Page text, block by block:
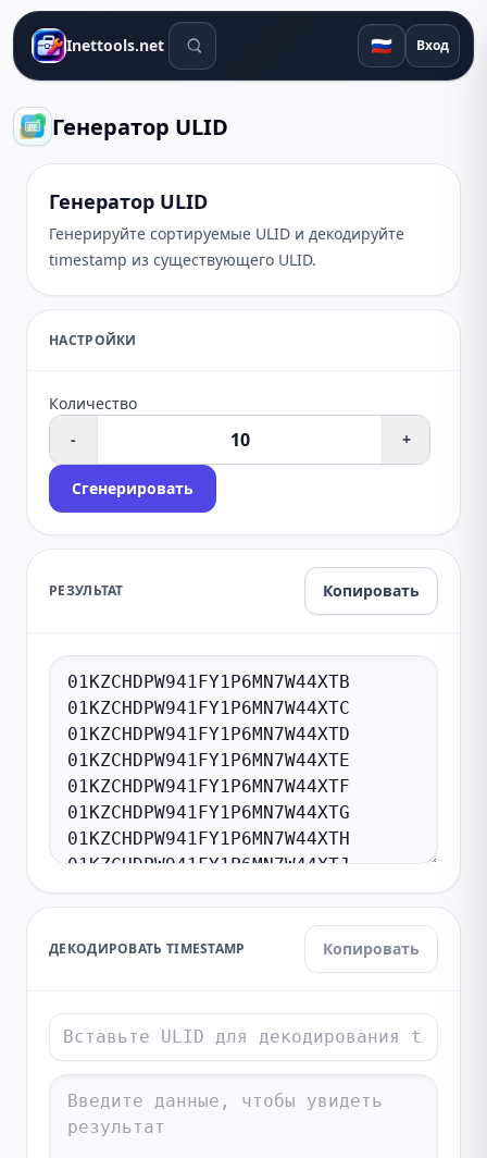
Inettools.net Поиск инструментов 🇷🇺 Вход
Генератор ULID
Генератор ULID
Генерируйте сортируемые ULID и декодируйте
timestamp из существующего ULID.
НАСТРОЙКИ
Количество
-
+
Сгенерировать
РЕЗУЛЬТАТ Копировать
ДЕКОДИРОВАТЬ TIMESTAMP Копировать